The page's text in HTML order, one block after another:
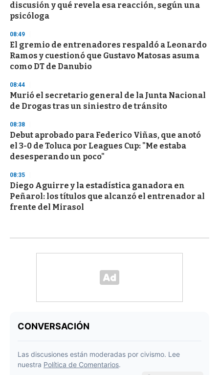
discusión y qué revela esa reacción, según una
psicóloga
08:49
El gremio de entrenadores respaldó a Leonardo
Ramos y cuestionó que Gustavo Matosas asuma
como DT de Danubio
08:44
Murió el secretario general de la Junta Nacional
de Drogas tras un siniestro de tránsito
08:38
Debut aprobado para Federico Viñas, que anotó
el 3-0 de Toluca por Leagues Cup: "Me estaba
desesperando un poco"
08:35
Diego Aguirre y la estadística ganadora en
Peñarol: los títulos que alcanzó el entrenador al
frente del Mirasol